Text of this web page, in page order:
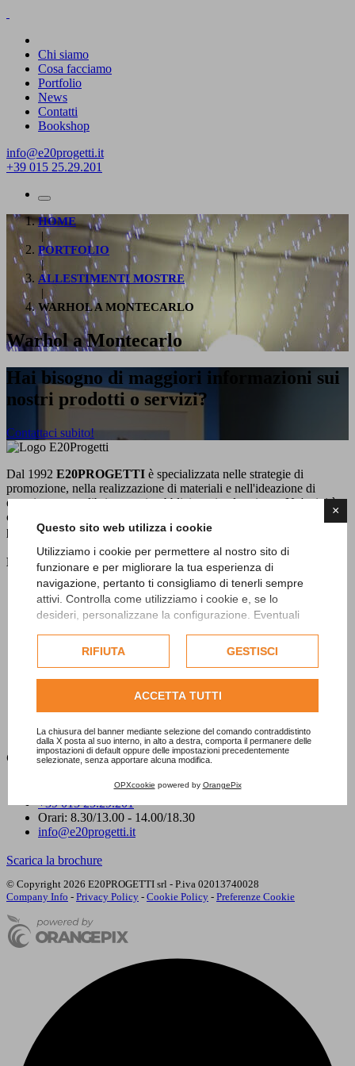
×
Questo sito web utilizza i cookie
Utilizziamo i cookie per permettere al nostro sito di
funzionare e per migliorare la tua esperienza di
navigazione, pertanto ti consigliamo di tenerli sempre
attivi. Controlla come utilizziamo i cookie e, se lo
desideri, personalizzane la configurazione. Eventuali
esclusivamente previa acquisizione del consenso
RIFIUTA GESTISCI
ACCETTA TUTTI
La chiusura del banner mediante selezione del comando contraddistinto
dalla X posta al suo interno, in alto a destra, comporta il permanere delle
impostazioni di default oppure delle impostazioni precedentemente
selezionate, senza apportare alcuna modifica.
OPXcookie powered by OrangePix
Chi siamo
Cosa facciamo
Portfolio
News
Contatti
Bookshop
info@e20progetti.it
+39 015 25.29.201
HOME
|
PORTFOLIO
|
ALLESTIMENTI MOSTRE
|
WARHOL A MONTECARLO
Warhol a Montecarlo
Hai bisogno di maggiori informazioni sui
nostri prodotti o servizi?
Contattaci subito!
Dal 1992 E20PROGETTI è specializzata nelle strategie di
promozione, nella realizzazione di materiali e nell'ideazione di
eventi, mostre e libri per enti pubblici e aziende private. Un'attività
che da sempre svolge dedicando grande attenzione al territorio
piemontese nel suo insieme produttivo e culturale.
Menu
Home
Chi siamo
Cosa facciamo
Portfolio
Contatti
Bookshop
Contatti
Via Milano, 94 - 13900 Biella (BI)
+39 015 25.29.201
Orari: 8.30/13.00 - 14.00/18.30
info@e20progetti.it
Scarica la brochure
© Copyright 2026 E20PROGETTI srl - P.iva 02013740028
Company Info - Privacy Policy - Cookie Policy - Preferenze Cookie